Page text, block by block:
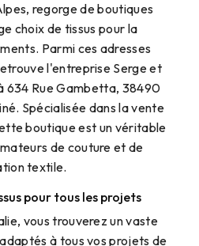
regorge de boutiques
choix de tissus pour la
Parmi ces adresses
l'entreprise Serge et
634 Rue Gambetta, 38490
Spécialisée dans la vente
boutique est un véritable
de couture et de
textile.
pour tous les projets
vous trouverez un vaste
à tous vos projets de